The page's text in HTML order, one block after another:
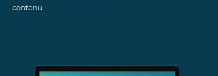
contenu...